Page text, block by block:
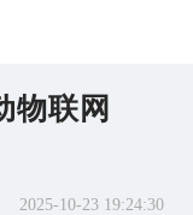
物联网
2025-10-23 19:24:30